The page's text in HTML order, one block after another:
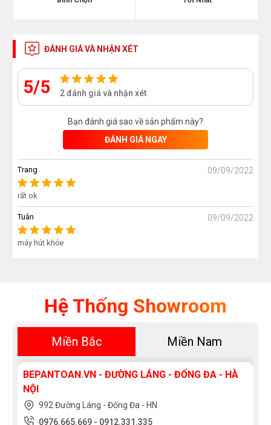
Máy hút mùi Bosch DWB96DM50 có
những tính năng cơ bản sau:
Xuất xứ: CHLB Đức
Thuộc dòng máy hút mùi Bosch Series 4
dàng vệ sinh
tiết kiệm năng lượng
02 đèn chiếu sáng LED 1.5W
02 tấm lọc dầu mỡ bằng hợp kim nhôm (có thể tháo
rời ra và vệ sinh bằng máy rửa bát)
Cơ chế hút đẩy trực tiếp qua ống dẫn khí hoặc có thể
ĐÁNH GIÁ VÀ NHẬN XÉT
5/5 2 đánh giá và nhận xét
Bạn đánh giá sao về sản phẩm này?
ĐÁNH GIÁ NGAY
Trang 09/09/2022
rất ok
Tuân 09/09/2022
máy hút khỏe
Hệ Thống Showroom
Miền Bắc Miền Nam
BEPANTOAN.VN - ĐƯỜNG LÁNG - ĐỐNG ĐA - HÀ
NỘI
992 Đường Láng - Đống Đa - HN
0976.665.669 - 0912.331.335